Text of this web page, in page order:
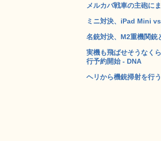
メルカバ戦車の主砲に
ミニ対決、iPad Mini
名銃対決、M2重機関銃
実機も飛ばせそうなく
行予約開始 - DNA
ヘリから機銃掃射を行